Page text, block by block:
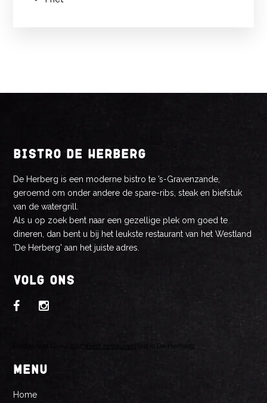
BISTRO DE HERBERG
De Herberg is een moderne bistro te ’s-Gravenzande,
geroemd om onder andere de spare-ribs, steak en biefstuk
van de watergrill.
Als u op zoek bent naar een gezellige plek om goed te
dineren, dan bent u bij het leukste restaurant van het Westland
'De Herberg' aan het juiste adres.
VOLG ONS
Best restaurant Bistro De Herberg
MENU
Home